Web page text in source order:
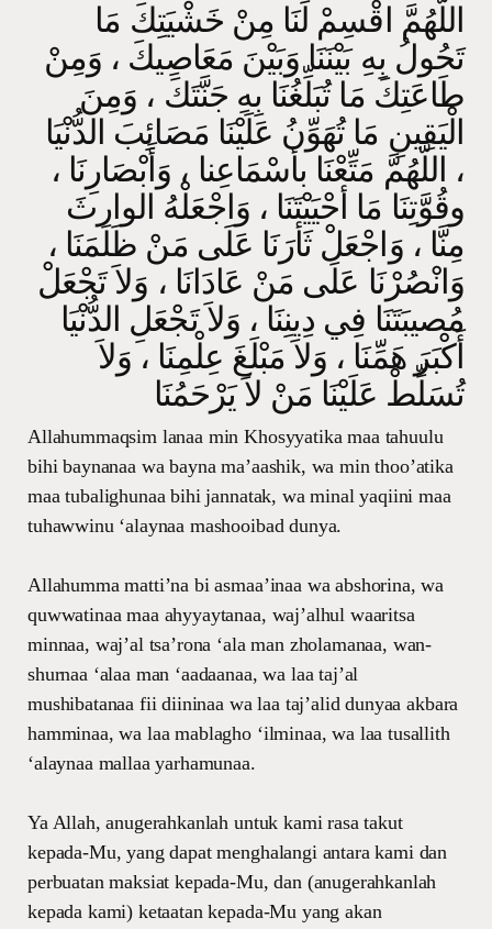
اللَّهُمَّ اقْسِمْ لَنَا مِنْ خَشْيَتِكَ مَا
تَحُولُ بِهِ بَيْنَنَا وَبَيْنَ مَعَاصِيكَ ، وَمِنْ
طَاعَتِكَ مَا تُبَلِّغُنَا بِهِ جَنَّتَكَ ، وَمِنَ
الْيَقِينِ مَا تُهَوِّنُ عَلَيْنَا مَصَائِبَ الدُّنْيَا
، اللَّهُمَّ مَتِّعْنَا بأسْمَاعِنا ، وَأَبْصَارِنَا ،
وقُوَّتِنَا مَا أحْيَيْتَنَا ، وَاجْعَلْهُ الوارثَ
مِنَّا ، وَاجْعَلْ ثَأرَنَا عَلَى مَنْ ظَلَمَنَا ،
وَانْصُرْنَا عَلَى مَنْ عَادَانَا ، وَلاَ تَجْعَلْ
مُصيبَتَنَا فِي دِينِنَا ، وَلاَ تَجْعَلِ الدُّنْيَا
أَكْبَرَ هَمِّنَا ، وَلاَ مَبْلَغَ عِلْمِنَا ، وَلاَ
تُسَلِّطْ عَلَيْنَا مَنْ لاَ يَرْحَمُنَا
Allahummaqsim lanaa min Khosyyatika maa tahuulu
bihi baynanaa wa bayna ma’aashik, wa min thoo’atika
maa tubalighunaa bihi jannatak, wa minal yaqiini maa
tuhawwinu ‘alaynaa mashooibad dunya.
Allahumma matti’na bi asmaa’inaa wa abshorina, wa
quwwatinaa maa ahyyaytanaa, waj’alhul waaritsa
minnaa, waj’al tsa’rona ‘ala man zholamanaa, wan-
shurnaa ‘alaa man ‘aadaanaa, wa laa taj’al
mushibatanaa fii diininaa wa laa taj’alid dunyaa akbara
hamminaa, wa laa mablagho ‘ilminaa, wa laa tusallith
‘alaynaa mallaa yarhamunaa.
Ya Allah, anugerahkanlah untuk kami rasa takut
kepada-Mu, yang dapat menghalangi antara kami dan
perbuatan maksiat kepada-Mu, dan (anugerahkanlah
kepada kami) ketaatan kepada-Mu yang akan